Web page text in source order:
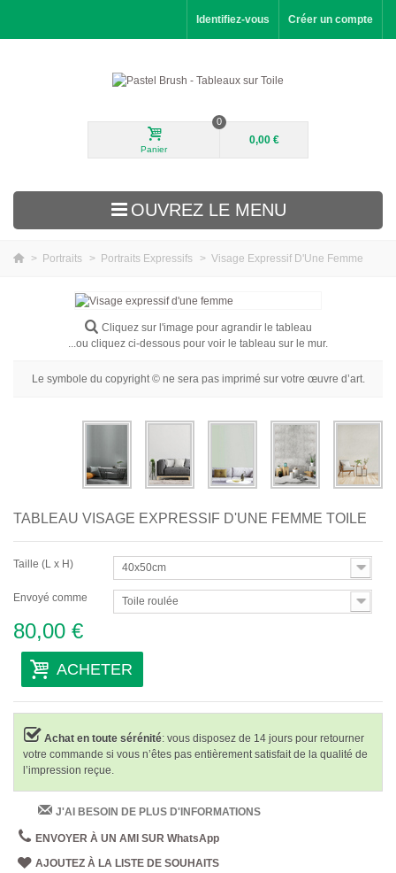
Identifiez-vous Créer un compte
Panier
0
0,00 €
OUVREZ LE MENU
Portraits
Par Pièce
> Portraits > Portraits Expressifs > Visage Expressif D'Une Femme
Cliquez sur l'image pour agrandir le tableau
...ou cliquez ci-dessous pour voir le tableau sur le mur.
Le symbole du copyright © ne sera pas imprimé sur votre œuvre d’art.
TABLEAU VISAGE EXPRESSIF D'UNE FEMME TOILE
Taille (L x H) 40x50cm
Envoyé comme Toile roulée
80,00 €
ACHETER
Achat en toute sérénité: vous disposez de 14 jours pour retourner
votre commande si vous n’êtes pas entièrement satisfait de la qualité de
l’impression reçue.
J'AI BESOIN DE PLUS D'INFORMATIONS
ENVOYER À UN AMI SUR WhatsApp
AJOUTEZ À LA LISTE DE SOUHAITS